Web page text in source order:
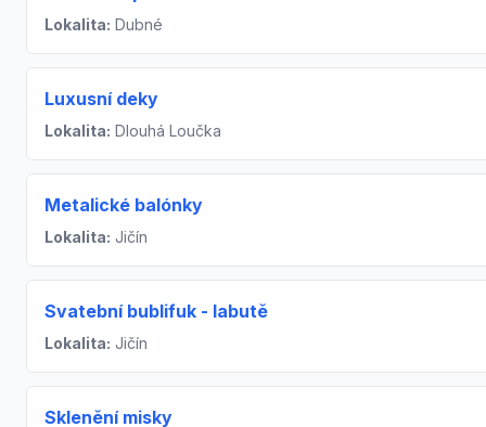
Lokalita: Dubné
Luxusní deky
Lokalita: Dlouhá Loučka
Metalické balónky
Lokalita: Jičín
Svatební bublifuk - labutě
Lokalita: Jičín
Sklenění misky